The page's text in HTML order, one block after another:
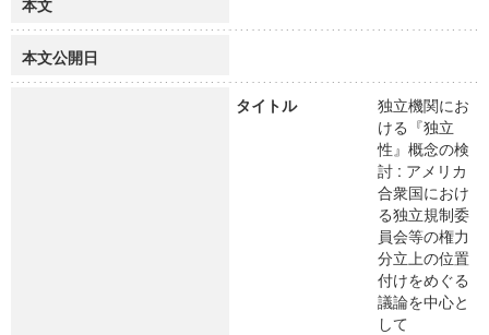
本文
本文公開日
タイトル
独立機関にお
ける『独立
性』概念の検
討 : アメリカ
合衆国におけ
る独立規制委
員会等の権力
分立上の位置
付けをめぐる
議論を中心と
して